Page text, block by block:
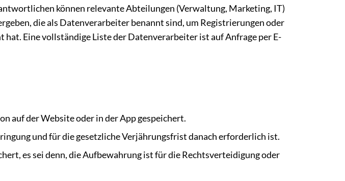
können relevante Abteilungen (Verwaltung, Marketing, IT)
die als Datenverarbeiter benannt sind, um Registrierungen oder
Eine vollständige Liste der Datenverarbeiter ist auf Anfrage per E-
auf der Website oder in der App gespeichert.
und für die gesetzliche Verjährungsfrist danach erforderlich ist.
es sei denn, die Aufbewahrung ist für die Rechtsverteidigung oder